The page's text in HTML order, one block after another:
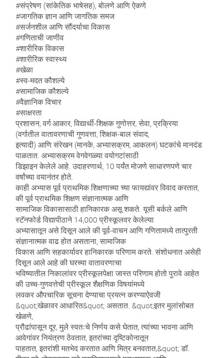
#संप्रेषण (सांकेतिक भाषेसह), बोलणे आणि ऐकणे
#जागतिक ज्ञान आणि जागतिक समज
#सर्जनशील आणि सौंदर्याचा विकास
#गणिताची जाणीव
#शारीरिक विकास
#शारीरिक स्वास्थ्य
#खेळा
#स्व-मदत कौशल्ये
#सामाजिक कौशल्ये
#वैज्ञानिक विचार
#साक्षरता
प्रशासन, वर्ग आकार, विद्यार्थी-शिक्षक गुणोत्तर, सेवा, प्रक्रिया
(वर्गातील वातावरणाची गुणवत्ता, शिक्षक-बाल संवाद,
इत्यादी) आणि संरेखन (मानके, अभ्यासक्रम, आकलन) घटकांचे मानदंड
पाळतात. अभ्यासक्रम वेगवेगळ्या वयोगटांसाठी
डिझाइन केलेले आहे. उदाहरणार्थ, 10 पर्यंत मोजणे साधारणपणे चार
वर्षांच्या वयानंतर होते.
काही अभ्यास पूर्व प्राथमिक शिक्षणाच्या च्या फायद्यांवर विवाद करतात,
की पूर्व प्राथमिक शिक्षण संज्ञानात्मक आणि
सामाजिक विकासासाठी हानिकारक असू शकते. यूसी बर्कले आणि
स्टॅनफोर्ड विद्यापीठाने 14,000 प्रीस्कूलवर केलेल्या
अभ्यासातून असे दिसून आले की पूर्व-वाचन आणि गणितामध्ये तात्पुरती
संज्ञानात्मक वाढ होत असताना, सामाजिक
विकास आणि सहकार्यावर हानिकारक परिणाम करते. संशोधनात असेही
दिसून आले आहे की घरच्या वातावरणाचा
भविष्यातील निकालांवर प्रीस्कूलपेक्षा जास्त परिणाम होतो पुरावे आहेत
की उच्च-गुणवत्तेची प्रीस्कूल शैक्षणिक विषयांमध्ये
लवकर औपचारिक सूचना देण्याचा प्रयत्न करण्याऐवजी
&quot;खेळावर आधारित&quot; असतात. &quot;इतर मुलांसोबत
खेळणे,
प्रौढांपासून दूर, मुले स्वतःचे निर्णय कसे घेतात, त्यांच्या भावना आणि
आवेगांवर नियंत्रण ठेवतात, इतरांच्या दृष्टिकोनातून
पाहतात, इतरांशी मतभेद करतात आणि मित्र बनवतात,&quot; डॉ.